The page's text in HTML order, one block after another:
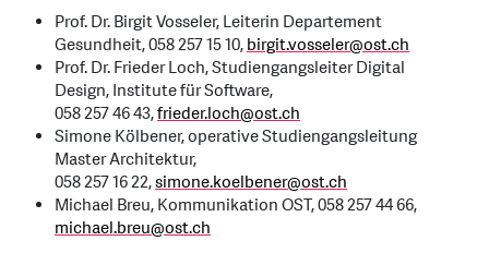
Prof. Dr. Birgit Vosseler, Leiterin Departement
Gesundheit, 058 257 15 10,birgit.vosseler@ost.ch
Prof. Dr. Frieder Loch, Studiengangsleiter Digital
Design, Institute für Software,
058 257 46 43,frieder.loch@ost.ch
Simone Kölbener, operative Studiengangsleitung
Master Architektur,
058 257 16 22,simone.koelbener@ost.ch
Michael Breu, Kommunikation OST, 058 257 44 66,
michael.breu@ost.ch